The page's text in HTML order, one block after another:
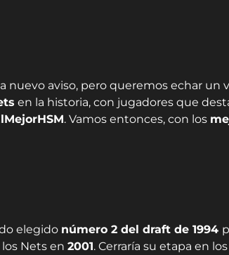
nuevo aviso, pero queremos echar un
en la historia, con jugadores que
. Vamos entonces, con los
elegido número 2 del draft de 1994
Nets en 2001. Cerraría su etapa en